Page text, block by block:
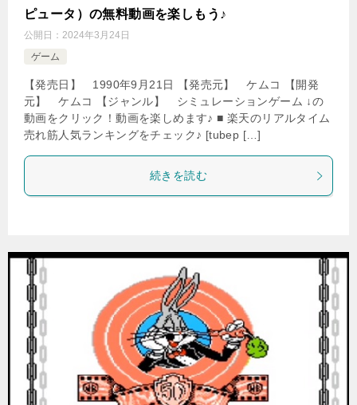
ピュータ）の無料動画を楽しもう♪
公開日： 2024年3月24日
ゲーム
【発売日】 1990年9月21日 【発売元】 ケムコ 【開発
元】 ケムコ 【ジャンル】 シミュレーションゲーム ↓の
動画をクリック！動画を楽しめます♪ ■ 楽天のリアルタイム
売れ筋人気ランキングをチェック♪ [tubep […]
続きを読む